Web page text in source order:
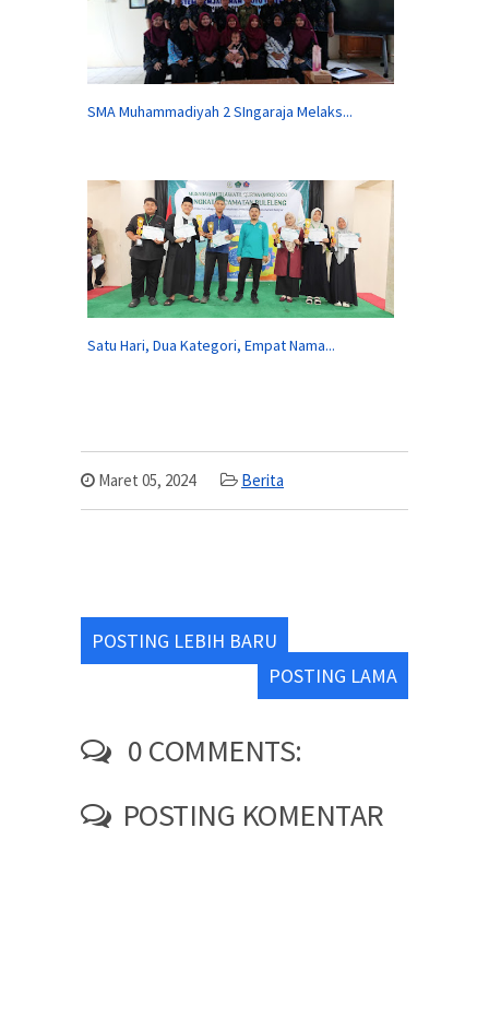
SMA Muhammadiyah 2 SIngaraja Melaks...
Satu Hari, Dua Kategori, Empat Nama...
Maret 05, 2024 Berita
POSTING LEBIH BARU
POSTING LAMA
0 COMMENTS:
POSTING KOMENTAR